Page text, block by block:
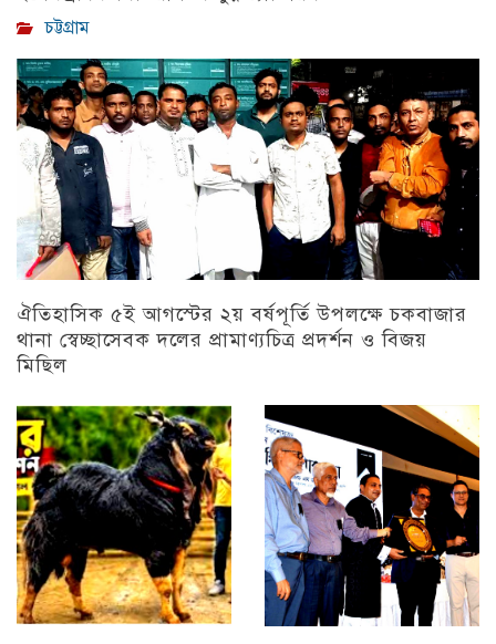
চট্টগ্রাম
ঐতিহাসিক ৫ই আগস্টের ২য় বর্ষপূর্তি উপলক্ষে চকবাজার
থানা স্বেচ্ছাসেবক দলের প্রামাণ্যচিত্র প্রদর্শন ও বিজয়
মিছিল